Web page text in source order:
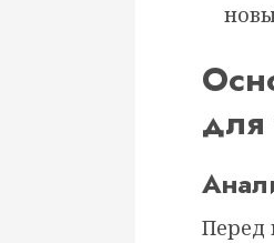
для
Перед